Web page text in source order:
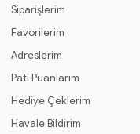
Siparişlerim
Favorilerim
Adreslerim
Pati Puanlarım
Hediye Çeklerim
Havale Bildirim